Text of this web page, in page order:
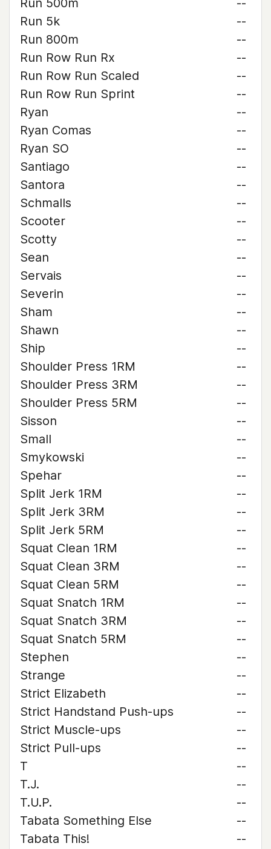
Run 500m
--
Run 5k
--
Run 800m
--
Run Row Run Rx
--
Run Row Run Scaled
--
Run Row Run Sprint
--
Ryan
--
Ryan Comas
--
Ryan SO
--
Santiago
--
Santora
--
Schmalls
--
Scooter
--
Scotty
--
Sean
--
Servais
--
Severin
--
Sham
--
Shawn
--
Ship
--
Shoulder Press 1RM
--
Shoulder Press 3RM
--
Shoulder Press 5RM
--
Sisson
--
Small
--
Smykowski
--
Spehar
--
Split Jerk 1RM
--
Split Jerk 3RM
--
Split Jerk 5RM
--
Squat Clean 1RM
--
Squat Clean 3RM
--
Squat Clean 5RM
--
Squat Snatch 1RM
--
Squat Snatch 3RM
--
Squat Snatch 5RM
--
Stephen
--
Strange
--
Strict Elizabeth
--
Strict Handstand Push-ups
--
Strict Muscle-ups
--
Strict Pull-ups
--
T
--
T.J.
--
T.U.P.
--
Tabata Something Else
--
Tabata This!
--